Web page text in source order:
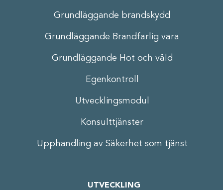
Grundläggande brandskydd
Grundläggande Brandfarlig vara
Grundläggande Hot och våld
Egenkontroll
Utvecklingsmodul
Konsulttjänster
Upphandling av Säkerhet som tjänst
UTVECKLING